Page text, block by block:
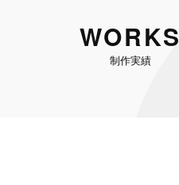
WORKS
制作実績